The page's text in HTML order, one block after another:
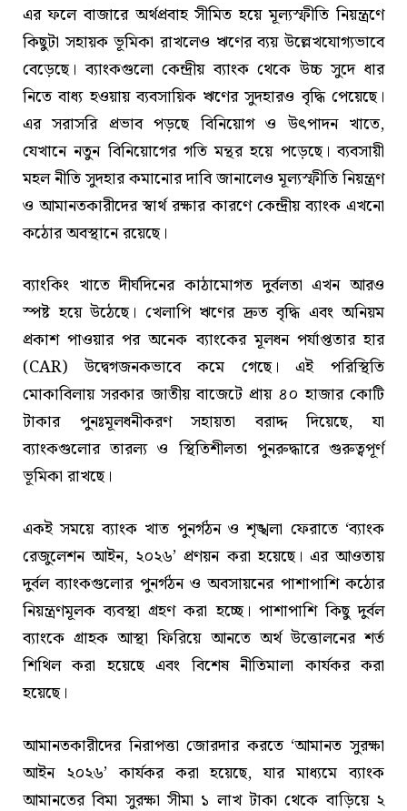
এর ফলে বাজারে অর্থপ্রবাহ সীমিত হয়ে মূল্যস্ফীতি নিয়ন্ত্রণে
কিছুটা সহায়ক ভূমিকা রাখলেও ঋণের ব্যয় উল্লেখযোগ্যভাবে
বেড়েছে। ব্যাংকগুলো কেন্দ্রীয় ব্যাংক থেকে উচ্চ সুদে ধার
নিতে বাধ্য হওয়ায় ব্যবসায়িক ঋণের সুদহারও বৃদ্ধি পেয়েছে।
এর সরাসরি প্রভাব পড়ছে বিনিয়োগ ও উৎপাদন খাতে,
যেখানে নতুন বিনিয়োগের গতি মন্থর হয়ে পড়েছে। ব্যবসায়ী
মহল নীতি সুদহার কমানোর দাবি জানালেও মূল্যস্ফীতি নিয়ন্ত্রণ
ও আমানতকারীদের স্বার্থ রক্ষার কারণে কেন্দ্রীয় ব্যাংক এখনো
কঠোর অবস্থানে রয়েছে।
ব্যাংকিং খাতে দীর্ঘদিনের কাঠামোগত দুর্বলতা এখন আরও
স্পষ্ট হয়ে উঠেছে। খেলাপি ঋণের দ্রুত বৃদ্ধি এবং অনিয়ম
প্রকাশ পাওয়ার পর অনেক ব্যাংকের মূলধন পর্যাপ্ততার হার
(CAR) উদ্বেগজনকভাবে কমে গেছে। এই পরিস্থিতি
মোকাবিলায় সরকার জাতীয় বাজেটে প্রায় ৪০ হাজার কোটি
টাকার পুনঃমূলধনীকরণ সহায়তা বরাদ্দ দিয়েছে, যা
ব্যাংকগুলোর তারল্য ও স্থিতিশীলতা পুনরুদ্ধারে গুরুত্বপূর্ণ
ভূমিকা রাখছে।
একই সময়ে ব্যাংক খাত পুনর্গঠন ও শৃঙ্খলা ফেরাতে ‘ব্যাংক
রেজুলেশন আইন, ২০২৬’ প্রণয়ন করা হয়েছে। এর আওতায়
দুর্বল ব্যাংকগুলোর পুনর্গঠন ও অবসায়নের পাশাপাশি কঠোর
নিয়ন্ত্রণমূলক ব্যবস্থা গ্রহণ করা হচ্ছে। পাশাপাশি কিছু দুর্বল
ব্যাংকে গ্রাহক আস্থা ফিরিয়ে আনতে অর্থ উত্তোলনের শর্ত
শিথিল করা হয়েছে এবং বিশেষ নীতিমালা কার্যকর করা
হয়েছে।
আমানতকারীদের নিরাপত্তা জোরদার করতে ‘আমানত সুরক্ষা
আইন ২০২৬’ কার্যকর করা হয়েছে, যার মাধ্যমে ব্যাংক
আমানতের বিমা সুরক্ষা সীমা ১ লাখ টাকা থেকে বাড়িয়ে ২